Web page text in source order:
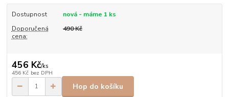
Dostupnost
nová - máme 1 ks
Doporučená
cena:
490 Kč
456 Kč/ks
456 Kč bez DPH
Hop do košíku